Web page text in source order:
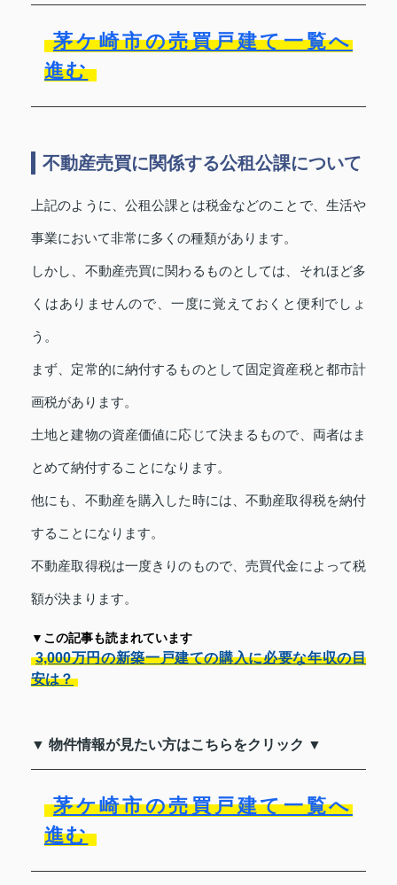
茅ケ崎市の売買戸建て一覧へ
進む
不動産売買に関係する公租公課について
上記のように、公租公課とは税金などのことで、生活や
事業において非常に多くの種類があります。
しかし、不動産売買に関わるものとしては、それほど多
くはありませんので、一度に覚えておくと便利でしょ
う。
まず、定常的に納付するものとして固定資産税と都市計
画税があります。
土地と建物の資産価値に応じて決まるもので、両者はま
とめて納付することになります。
他にも、不動産を購入した時には、不動産取得税を納付
することになります。
不動産取得税は一度きりのもので、売買代金によって税
額が決まります。
▼この記事も読まれています
3,000万円の新築一戸建ての購入に必要な年収の目
安は？
▼ 物件情報が見たい方はこちらをクリック ▼
茅ケ崎市の売買戸建て一覧へ
進む